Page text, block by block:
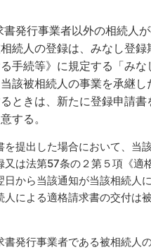
発行事業者以外の相続人
続人の登録は、みなし登録
手続等》に規定する「みな
該被相続人の事業を承継
ときは、新たに登録申請
する。
提出した場合において、当
は法第57条の２第５項《適
から当該通知が当該相続人
による適格請求書の交付は
発行事業者である被相続人